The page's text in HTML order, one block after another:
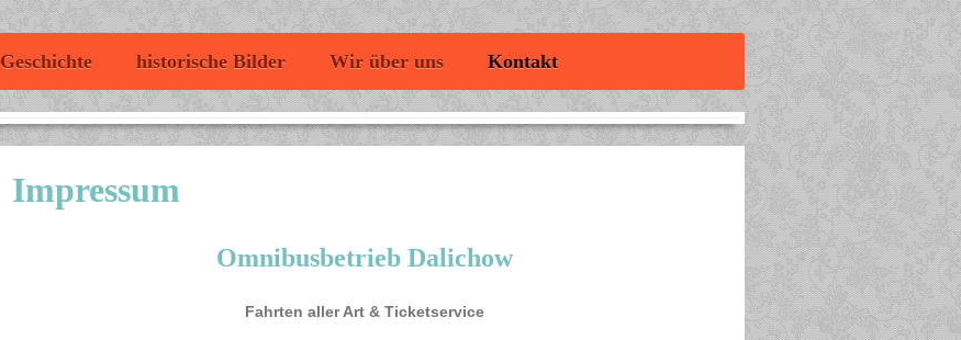
Geschichte historische Bilder Wir über uns Kontakt
Impressum
Omnibusbetrieb Dalichow
Fahrten aller Art & Ticketservice